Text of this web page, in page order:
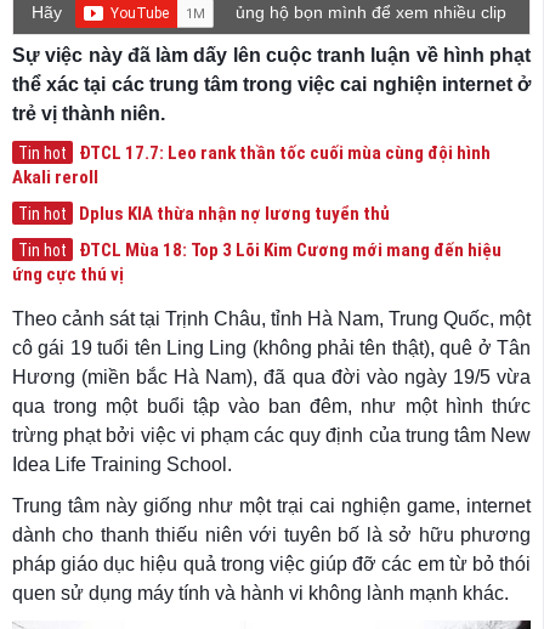
Hãy
ủng hộ bọn mình để xem nhiều clip
game mới hơn nhé!
Sự việc này đã làm dấy lên cuộc tranh luận về hình phạt
thể xác tại các trung tâm trong việc cai nghiện internet ở
trẻ vị thành niên.
Tin hot
ĐTCL 17.7: Leo rank thần tốc cuối mùa cùng đội hình
Akali reroll
Tin hot Dplus KIA thừa nhận nợ lương tuyển thủ
Tin hot
ĐTCL Mùa 18: Top 3 Lõi Kim Cương mới mang đến hiệu
ứng cực thú vị
Theo cảnh sát tại Trịnh Châu, tỉnh Hà Nam, Trung Quốc, một
cô gái 19 tuổi tên Ling Ling (không phải tên thật), quê ở Tân
Hương (miền bắc Hà Nam), đã qua đời vào ngày 19/5 vừa
qua trong một buổi tập vào ban đêm, như một hình thức
trừng phạt bởi việc vi phạm các quy định của trung tâm New
Idea Life Training School.
Trung tâm này giống như một trại cai nghiện game, internet
dành cho thanh thiếu niên với tuyên bố là sở hữu phương
pháp giáo dục hiệu quả trong việc giúp đỡ các em từ bỏ thói
quen sử dụng máy tính và hành vi không lành mạnh khác.